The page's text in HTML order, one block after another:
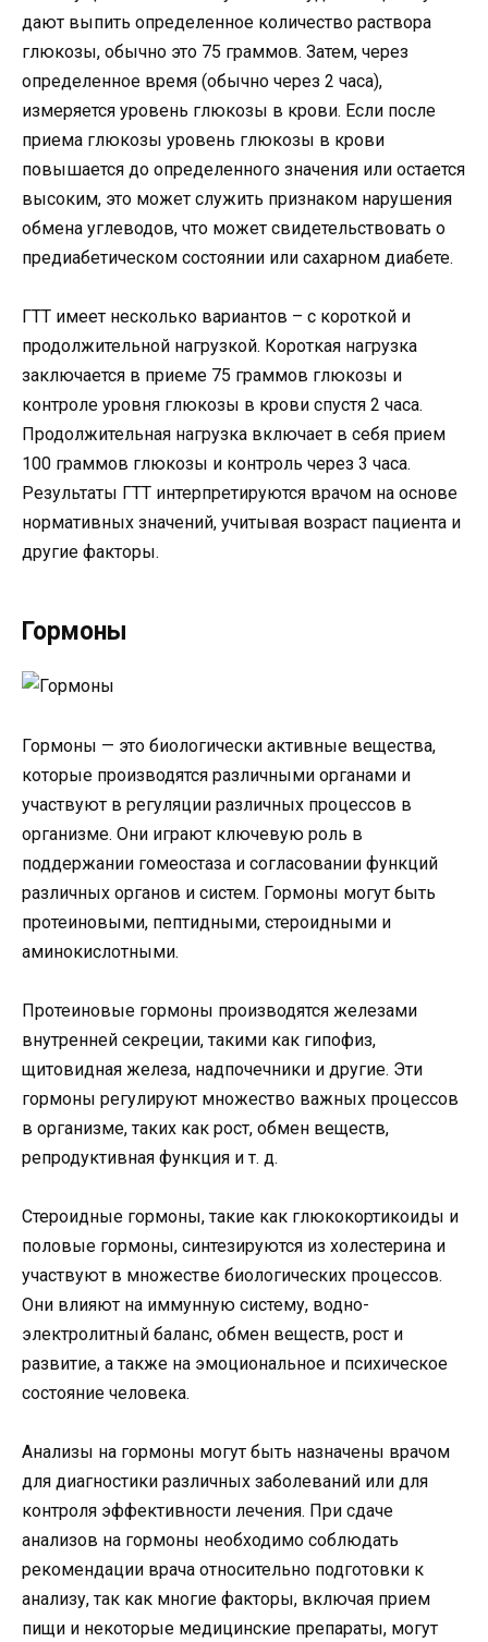
дают выпить определенное количество раствора
глюкозы, обычно это 75 граммов. Затем, через
определенное время (обычно через 2 часа),
измеряется уровень глюкозы в крови. Если после
приема глюкозы уровень глюкозы в крови
повышается до определенного значения или остается
высоким, это может служить признаком нарушения
обмена углеводов, что может свидетельствовать о
предиабетическом состоянии или сахарном диабете.
ГТТ имеет несколько вариантов – с короткой и
продолжительной нагрузкой. Короткая нагрузка
заключается в приеме 75 граммов глюкозы и
контроле уровня глюкозы в крови спустя 2 часа.
Продолжительная нагрузка включает в себя прием
100 граммов глюкозы и контроль через 3 часа.
Результаты ГТТ интерпретируются врачом на основе
нормативных значений, учитывая возраст пациента и
другие факторы.
Гормоны
Гормоны — это биологически активные вещества,
которые производятся различными органами и
участвуют в регуляции различных процессов в
организме. Они играют ключевую роль в
поддержании гомеостаза и согласовании функций
различных органов и систем. Гормоны могут быть
протеиновыми, пептидными, стероидными и
аминокислотными.
Протеиновые гормоны производятся железами
внутренней секреции, такими как гипофиз,
щитовидная железа, надпочечники и другие. Эти
гормоны регулируют множество важных процессов
в организме, таких как рост, обмен веществ,
репродуктивная функция и т. д.
Стероидные гормоны, такие как глюкокортикоиды и
половые гормоны, синтезируются из холестерина и
участвуют в множестве биологических процессов.
Они влияют на иммунную систему, водно-
электролитный баланс, обмен веществ, рост и
развитие, а также на эмоциональное и психическое
состояние человека.
Анализы на гормоны могут быть назначены врачом
для диагностики различных заболеваний или для
контроля эффективности лечения. При сдаче
анализов на гормоны необходимо соблюдать
рекомендации врача относительно подготовки к
анализу, так как многие факторы, включая прием
пищи и некоторые медицинские препараты, могут